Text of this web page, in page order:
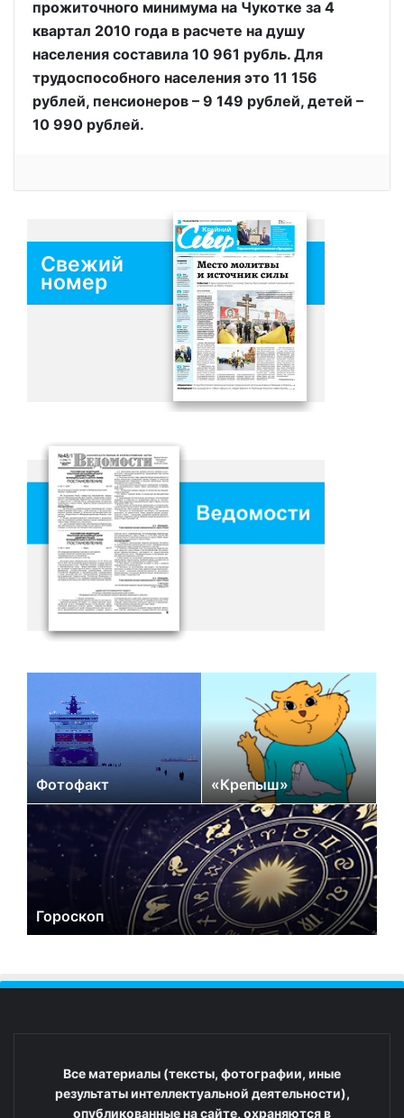
прожиточного минимума на Чукотке за 4
квартал 2010 года в расчете на душу
населения составила 10 961 рубль. Для
трудоспособного населения это 11 156
рублей, пенсионеров – 9 149 рублей, детей –
10 990 рублей.
Свежий
номер
Фотофакт «Крепыш»
Гороскоп
Все материалы (тексты, фотографии, иные
результаты интеллектуальной деятельности),
опубликованные на сайте, охраняются в